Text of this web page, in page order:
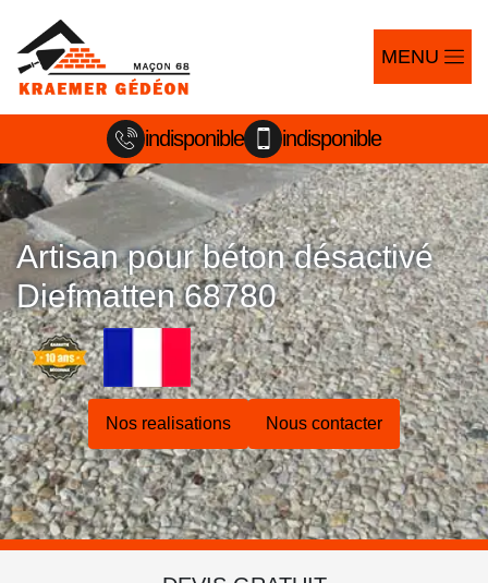
MENU
indisponible indisponible
Artisan pour béton désactivé
Diefmatten 68780
Nos realisations Nous contacter